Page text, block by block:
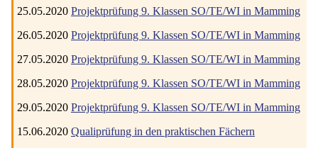
25.05.2020 Projektprüfung 9. Klassen SO/TE/WI in Mamming
26.05.2020 Projektprüfung 9. Klassen SO/TE/WI in Mamming
27.05.2020 Projektprüfung 9. Klassen SO/TE/WI in Mamming
28.05.2020 Projektprüfung 9. Klassen SO/TE/WI in Mamming
29.05.2020 Projektprüfung 9. Klassen SO/TE/WI in Mamming
15.06.2020 Qualiprüfung in den praktischen Fächern